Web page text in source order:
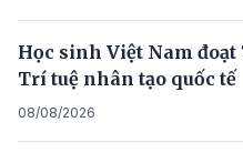
Học sinh Việt Nam
Trí tuệ nhân tạo quốc tế
08/08/2026